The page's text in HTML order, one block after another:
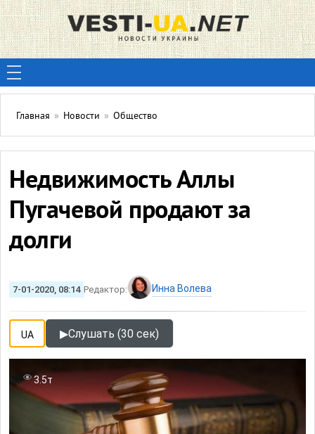
Главная » Новости » Общество
Недвижимость Аллы
Пугачевой продают за
долги
7-01-2020, 08:14 Редактор: Инна Волева
UA ▶Слушать (30 сек)
3.5т